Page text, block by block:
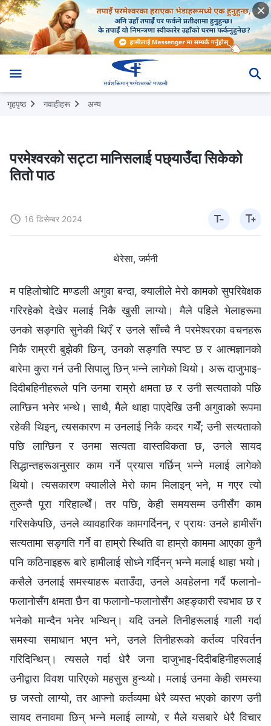
गृहपृष्ठ गवाहीहरू अन्य
परमेश्‍वरको सट्टा मानिसलाई पछ्याउँदा सिकेको
तितो पाठ
16 डिसेम्बर 2024
थेरेसा, जर्मनी
म पहिलोचोटि मण्डली अगुवा बन्दा, क्यालीले मेरो कामको सुपरिवेक्षक
गरिरहेको देखेर मलाई निकै खुसी लाग्यो। मैले पहिले भेलाहरूमा
उनको सङ्गति सुनेकी थिएँ र उनले साँच्‍चै नै परमेश्‍वरका वचनहरू
निकै राम्ररी बुझेकी छिन्, उनको सङ्गति स्पष्ट छ र आत्मज्ञानको
बारेमा कुरा गर्न उनी सिपालु छिन् भन्‍ने लागेको थियो। अरू दाजुभाइ-
दिदीबहिनीहरूले पनि उनमा राम्रो क्षमता छ र उनी सत्यताको पछि
लाग्छिन भनेर भन्थे। साथै, मैले थाहा पाएदेखि उनी अगुवाको रूपमा
रहेकी थिइन्, त्यसकारण म उनलाई निकै कदर गर्थेँ; उनी सत्यताको
पछि लाग्छिन र उनमा सत्यता वास्तविकता छ, उनले सायद
सिद्धान्तहरूअनुसार काम गर्ने प्रयास गर्छिन् भन्‍ने मलाई लागेको
थियो। त्यसकारण क्यालीले मेरो काम मिलाइन् भने, म गएर त्यो
तुरुन्तै पूरा गरिहाल्थेँ। तर पछि, केही समयसम्‍म उनीसँग काम
गरिसकेपछि, उनले व्यावहारिक कामगर्दिनन्, र प्रायः उनले हामीसँग
सत्यतामा सङ्गति गर्ने वा हाम्रो स्थिति वा हाम्रो काममा आएका कुनै
पनि कठिनाइहरू बारे हामीलाई सोध्‍ने गर्दिनन् भन्‍ने मलाई थाहा भयो।
कसैले उनलाई समस्याहरू बताउँदा, उनले अवहेलना गर्दै फलानो-
फलानोसँग क्षमता छैन वा फलानो-फलानोसँग अहङ्कारी स्वभाव छ र
भनेको मान्दैन भनेर भन्थिन्। यदि उनले तिनीहरूलाई गाली गर्दा
समस्या समाधान भएन भने, उनले तिनीहरूको कर्तव्य परिवर्तन
गरिदिन्थिन्। त्यसले गर्दा धेरै जना दाजुभाइ-दिदीबहिनीहरूलाई
उनीद्वारा विवश पारिएको महसुस हुन्थ्यो। मलाई उनमा केही समस्या
छ जस्तो लाग्यो, तर आफ्नो कर्तव्यमा धेरै व्यस्त भएको कारण उनी
सायद तनावमा छिन् भन्‍ने मलाई लाग्यो, र मैले यसबारे धेरै विचार